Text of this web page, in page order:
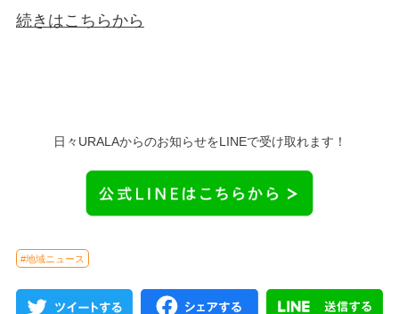
続きはこちらから
日々URALAからのお知らせをLINEで受け取れます！
#地域ニュース